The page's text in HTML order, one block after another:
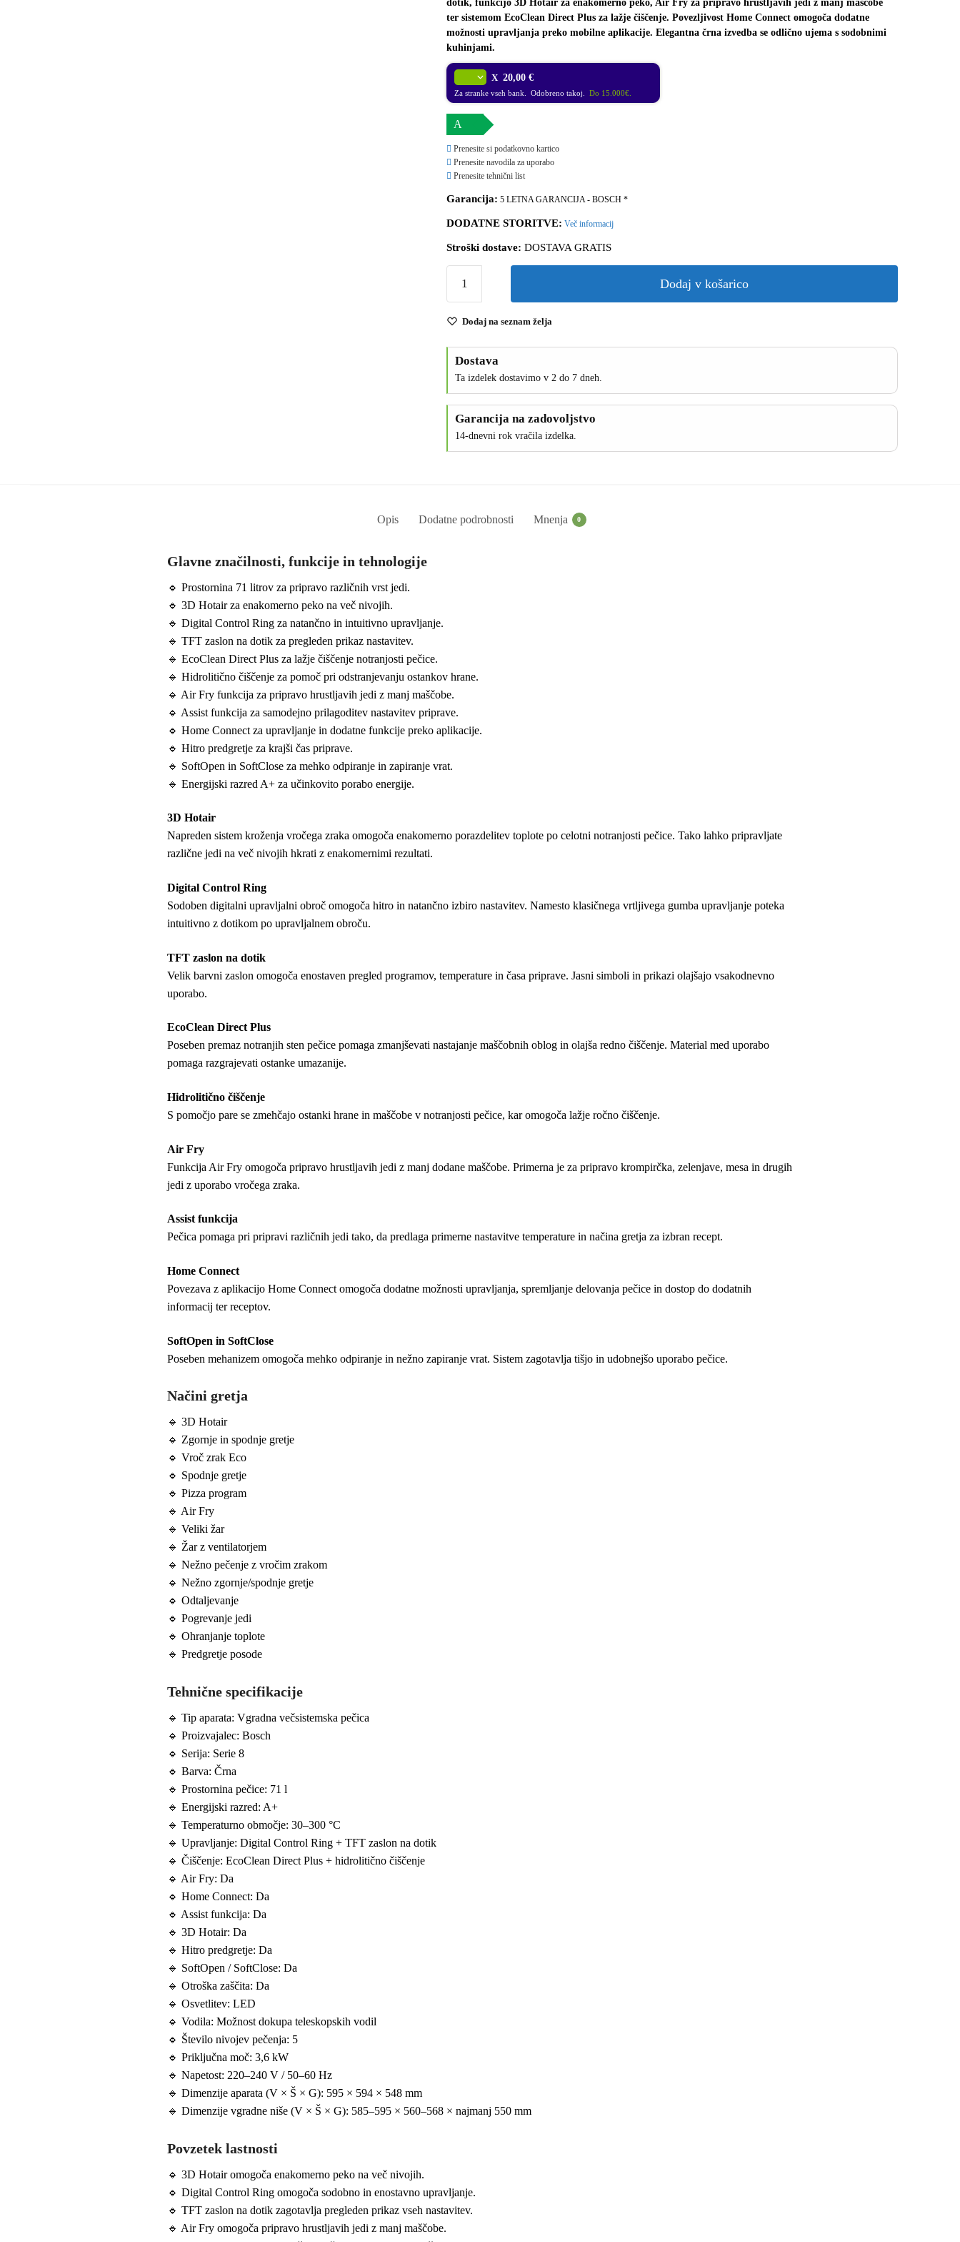
dotik, funkcijo 3D Hotair za enakomerno peko, Air Fry za pripravo hrustljavih jedi z manj maščobe
ter sistemom EcoClean Direct Plus za lažje čiščenje. Povezljivost Home Connect omogoča dodatne
možnosti upravljanja preko mobilne aplikacije. Elegantna črna izvedba se odlično ujema s sodobnimi
kuhinjami.
X 20,00 €
Za stranke vseh bank. Odobreno takoj. Do 15.000€.
A
Prenesite si podatkovno kartico
Prenesite navodila za uporabo
Prenesite tehnični list
Garancija: 5 LETNA GARANCIJA - BOSCH *
DODATNE STORITVE: Več informacij
Stroški dostave:DOSTAVA GRATIS
Dodaj v košarico
Dodaj na seznam želja
Dostava
Ta izdelek dostavimo v 2 do 7 dneh.
Garancija na zadovoljstvo
14-dnevni rok vračila izdelka.
Opis Dodatne podrobnosti Mnenja 0
Glavne značilnosti, funkcije in tehnologije
🔹 Prostornina 71 litrov za pripravo različnih vrst jedi.
🔹 3D Hotair za enakomerno peko na več nivojih.
🔹 Digital Control Ring za natančno in intuitivno upravljanje.
🔹 TFT zaslon na dotik za pregleden prikaz nastavitev.
🔹 EcoClean Direct Plus za lažje čiščenje notranjosti pečice.
🔹 Hidrolitično čiščenje za pomoč pri odstranjevanju ostankov hrane.
🔹 Air Fry funkcija za pripravo hrustljavih jedi z manj maščobe.
🔹 Assist funkcija za samodejno prilagoditev nastavitev priprave.
🔹 Home Connect za upravljanje in dodatne funkcije preko aplikacije.
🔹 Hitro predgretje za krajši čas priprave.
🔹 SoftOpen in SoftClose za mehko odpiranje in zapiranje vrat.
🔹 Energijski razred A+ za učinkovito porabo energije.
3D Hotair
Napreden sistem kroženja vročega zraka omogoča enakomerno porazdelitev toplote po celotni notranjosti pečice. Tako lahko pripravljate
različne jedi na več nivojih hkrati z enakomernimi rezultati.
Digital Control Ring
Sodoben digitalni upravljalni obroč omogoča hitro in natančno izbiro nastavitev. Namesto klasičnega vrtljivega gumba upravljanje poteka
intuitivno z dotikom po upravljalnem obroču.
TFT zaslon na dotik
Velik barvni zaslon omogoča enostaven pregled programov, temperature in časa priprave. Jasni simboli in prikazi olajšajo vsakodnevno
uporabo.
EcoClean Direct Plus
Poseben premaz notranjih sten pečice pomaga zmanjševati nastajanje maščobnih oblog in olajša redno čiščenje. Material med uporabo
pomaga razgrajevati ostanke umazanije.
Hidrolitično čiščenje
S pomočjo pare se zmehčajo ostanki hrane in maščobe v notranjosti pečice, kar omogoča lažje ročno čiščenje.
Air Fry
Funkcija Air Fry omogoča pripravo hrustljavih jedi z manj dodane maščobe. Primerna je za pripravo krompirčka, zelenjave, mesa in drugih
jedi z uporabo vročega zraka.
Assist funkcija
Pečica pomaga pri pripravi različnih jedi tako, da predlaga primerne nastavitve temperature in načina gretja za izbran recept.
Home Connect
Povezava z aplikacijo Home Connect omogoča dodatne možnosti upravljanja, spremljanje delovanja pečice in dostop do dodatnih
informacij ter receptov.
SoftOpen in SoftClose
Poseben mehanizem omogoča mehko odpiranje in nežno zapiranje vrat. Sistem zagotavlja tišjo in udobnejšo uporabo pečice.
Načini gretja
🔹 3D Hotair
🔹 Zgornje in spodnje gretje
🔹 Vroč zrak Eco
🔹 Spodnje gretje
🔹 Pizza program
🔹 Air Fry
🔹 Veliki žar
🔹 Žar z ventilatorjem
🔹 Nežno pečenje z vročim zrakom
🔹 Nežno zgornje/spodnje gretje
🔹 Odtaljevanje
🔹 Pogrevanje jedi
🔹 Ohranjanje toplote
🔹 Predgretje posode
Tehnične specifikacije
🔹 Tip aparata: Vgradna večsistemska pečica
🔹 Proizvajalec: Bosch
🔹 Serija: Serie 8
🔹 Barva: Črna
🔹 Prostornina pečice: 71 l
🔹 Energijski razred: A+
🔹 Temperaturno območje: 30–300 °C
🔹 Upravljanje: Digital Control Ring + TFT zaslon na dotik
🔹 Čiščenje: EcoClean Direct Plus + hidrolitično čiščenje
🔹 Air Fry: Da
🔹 Home Connect: Da
🔹 Assist funkcija: Da
🔹 3D Hotair: Da
🔹 Hitro predgretje: Da
🔹 SoftOpen / SoftClose: Da
🔹 Otroška zaščita: Da
🔹 Osvetlitev: LED
🔹 Vodila: Možnost dokupa teleskopskih vodil
🔹 Število nivojev pečenja: 5
🔹 Priključna moč: 3,6 kW
🔹 Napetost: 220–240 V / 50–60 Hz
🔹 Dimenzije aparata (V × Š × G): 595 × 594 × 548 mm
🔹 Dimenzije vgradne niše (V × Š × G): 585–595 × 560–568 × najmanj 550 mm
Povzetek lastnosti
🔹 3D Hotair omogoča enakomerno peko na več nivojih.
🔹 Digital Control Ring omogoča sodobno in enostavno upravljanje.
🔹 TFT zaslon na dotik zagotavlja pregleden prikaz vseh nastavitev.
🔹 Air Fry omogoča pripravo hrustljavih jedi z manj maščobe.